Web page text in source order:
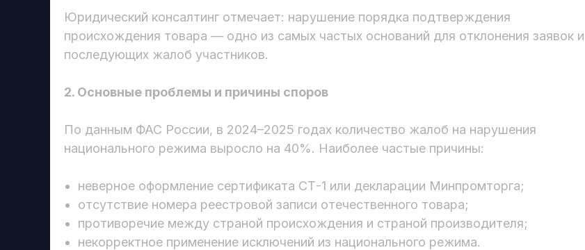
Юридический консалтинг отмечает: нарушение порядка подтверждения
происхождения товара — одно из самых частых оснований для отклонения заявок и
последующих жалоб участников.
2. Основные проблемы и причины споров
По данным ФАС России, в 2024–2025 годах количество жалоб на нарушения
национального режима выросло на 40%. Наиболее частые причины:
неверное оформление сертификата СТ-1 или декларации Минпромторга;
отсутствие номера реестровой записи отечественного товара;
противоречие между страной происхождения и страной производителя;
некорректное применение исключений из национального режима.